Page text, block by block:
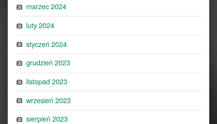
marzec 2024
luty 2024
styczeń 2024
grudzień 2023
listopad 2023
wrzesień 2023
sierpień 2023